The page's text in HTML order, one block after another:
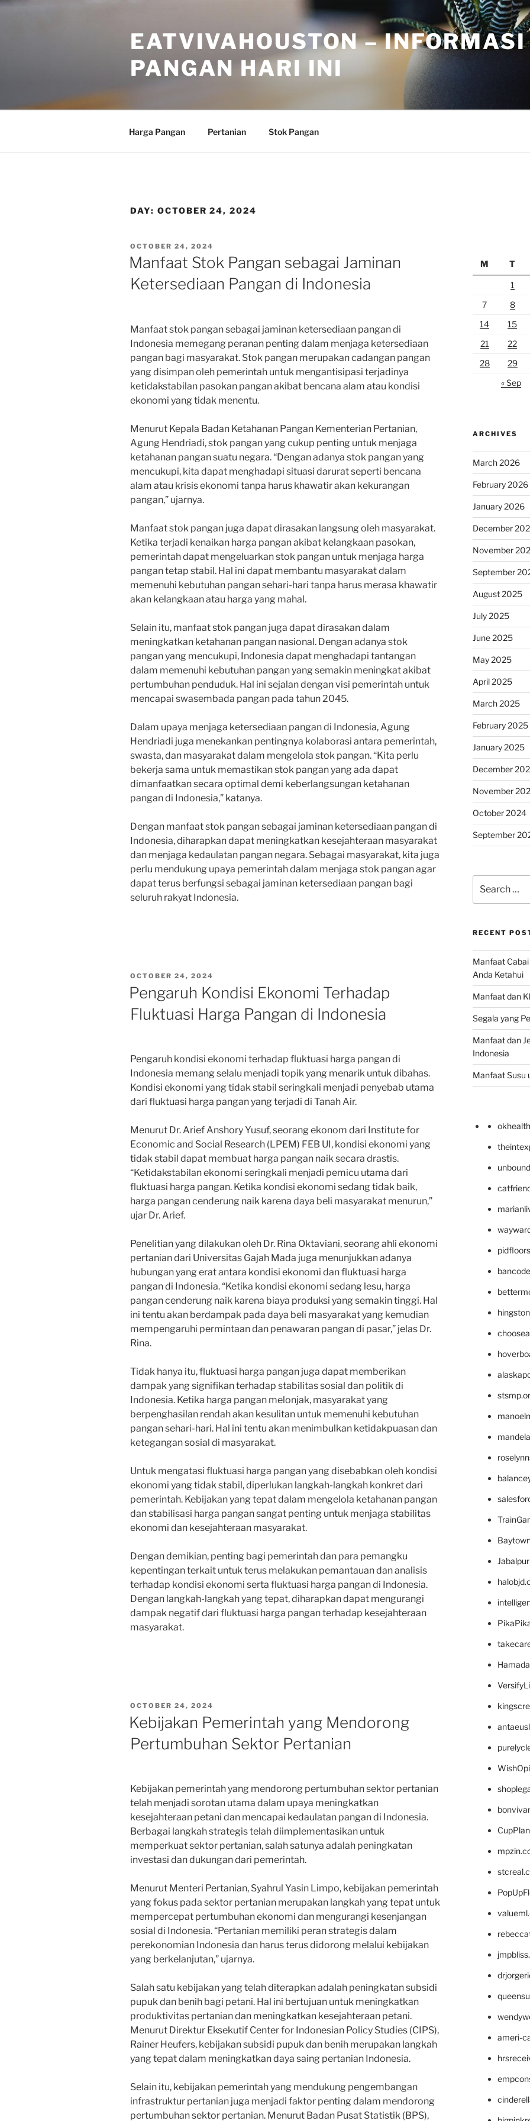
Skip
EATVIVAHOUSTON – INFORMASI
PANGAN HARI INI
Harga Pangan Pertanian Stok Pangan
DAY: OCTOBER 24, 2024
POSTED
ON
OCTOBER 24, 2024
Manfaat Stok Pangan sebagai Jaminan
Ketersediaan Pangan di Indonesia
Manfaat stok pangan sebagai jaminan ketersediaan pangan di
Indonesia memegang peranan penting dalam menjaga ketersediaan
pangan bagi masyarakat. Stok pangan merupakan cadangan pangan
yang disimpan oleh pemerintah untuk mengantisipasi terjadinya
ketidakstabilan pasokan pangan akibat bencana alam atau kondisi
ekonomi yang tidak menentu.
Menurut Kepala Badan Ketahanan Pangan Kementerian Pertanian,
Agung Hendriadi, stok pangan yang cukup penting untuk menjaga
ketahanan pangan suatu negara. “Dengan adanya stok pangan yang
mencukupi, kita dapat menghadapi situasi darurat seperti bencana
alam atau krisis ekonomi tanpa harus khawatir akan kekurangan
pangan,” ujarnya.
Manfaat stok pangan juga dapat dirasakan langsung oleh masyarakat.
Ketika terjadi kenaikan harga pangan akibat kelangkaan pasokan,
pemerintah dapat mengeluarkan stok pangan untuk menjaga harga
pangan tetap stabil. Hal ini dapat membantu masyarakat dalam
memenuhi kebutuhan pangan sehari-hari tanpa harus merasa khawatir
akan kelangkaan atau harga yang mahal.
Selain itu, manfaat stok pangan juga dapat dirasakan dalam
meningkatkan ketahanan pangan nasional. Dengan adanya stok
pangan yang mencukupi, Indonesia dapat menghadapi tantangan
dalam memenuhi kebutuhan pangan yang semakin meningkat akibat
pertumbuhan penduduk. Hal ini sejalan dengan visi pemerintah untuk
mencapai swasembada pangan pada tahun 2045.
Dalam upaya menjaga ketersediaan pangan di Indonesia, Agung
Hendriadi juga menekankan pentingnya kolaborasi antara pemerintah,
swasta, dan masyarakat dalam mengelola stok pangan. “Kita perlu
bekerja sama untuk memastikan stok pangan yang ada dapat
dimanfaatkan secara optimal demi keberlangsungan ketahanan
pangan di Indonesia,” katanya.
Dengan manfaat stok pangan sebagai jaminan ketersediaan pangan di
Indonesia, diharapkan dapat meningkatkan kesejahteraan masyarakat
dan menjaga kedaulatan pangan negara. Sebagai masyarakat, kita juga
perlu mendukung upaya pemerintah dalam menjaga stok pangan agar
dapat terus berfungsi sebagai jaminan ketersediaan pangan bagi
seluruh rakyat Indonesia.
POSTED
OCTOBER 24, 2024
Pengaruh Kondisi Ekonomi Terhadap
Fluktuasi Harga Pangan di Indonesia
Pengaruh kondisi ekonomi terhadap fluktuasi harga pangan di
Indonesia memang selalu menjadi topik yang menarik untuk dibahas.
Kondisi ekonomi yang tidak stabil seringkali menjadi penyebab utama
dari fluktuasi harga pangan yang terjadi di Tanah Air.
Menurut Dr. Arief Anshory Yusuf, seorang ekonom dari Institute for
Economic and Social Research (LPEM) FEB UI, kondisi ekonomi yang
tidak stabil dapat membuat harga pangan naik secara drastis.
“Ketidakstabilan ekonomi seringkali menjadi pemicu utama dari
fluktuasi harga pangan. Ketika kondisi ekonomi sedang tidak baik,
harga pangan cenderung naik karena daya beli masyarakat menurun,”
ujar Dr. Arief.
Penelitian yang dilakukan oleh Dr. Rina Oktaviani, seorang ahli ekonomi
pertanian dari Universitas Gajah Mada juga menunjukkan adanya
hubungan yang erat antara kondisi ekonomi dan fluktuasi harga
pangan di Indonesia. “Ketika kondisi ekonomi sedang lesu, harga
pangan cenderung naik karena biaya produksi yang semakin tinggi. Hal
ini tentu akan berdampak pada daya beli masyarakat yang kemudian
mempengaruhi permintaan dan penawaran pangan di pasar,” jelas Dr.
Rina.
Tidak hanya itu, fluktuasi harga pangan juga dapat memberikan
dampak yang signifikan terhadap stabilitas sosial dan politik di
Indonesia. Ketika harga pangan melonjak, masyarakat yang
berpenghasilan rendah akan kesulitan untuk memenuhi kebutuhan
pangan sehari-hari. Hal ini tentu akan menimbulkan ketidakpuasan dan
ketegangan sosial di masyarakat.
Untuk mengatasi fluktuasi harga pangan yang disebabkan oleh kondisi
ekonomi yang tidak stabil, diperlukan langkah-langkah konkret dari
pemerintah. Kebijakan yang tepat dalam mengelola ketahanan pangan
dan stabilisasi harga pangan sangat penting untuk menjaga stabilitas
ekonomi dan kesejahteraan masyarakat.
Dengan demikian, penting bagi pemerintah dan para pemangku
kepentingan terkait untuk terus melakukan pemantauan dan analisis
terhadap kondisi ekonomi serta fluktuasi harga pangan di Indonesia.
Dengan langkah-langkah yang tepat, diharapkan dapat mengurangi
dampak negatif dari fluktuasi harga pangan terhadap kesejahteraan
masyarakat.
POSTED
ON
OCTOBER 24, 2024
Kebijakan Pemerintah yang Mendorong
Pertumbuhan Sektor Pertanian
Kebijakan pemerintah yang mendorong pertumbuhan sektor pertanian
telah menjadi sorotan utama dalam upaya meningkatkan
kesejahteraan petani dan mencapai kedaulatan pangan di Indonesia.
Berbagai langkah strategis telah diimplementasikan untuk
memperkuat sektor pertanian, salah satunya adalah peningkatan
investasi dan dukungan dari pemerintah.
Menurut Menteri Pertanian, Syahrul Yasin Limpo, kebijakan pemerintah
yang fokus pada sektor pertanian merupakan langkah yang tepat untuk
mempercepat pertumbuhan ekonomi dan mengurangi kesenjangan
sosial di Indonesia. “Pertanian memiliki peran strategis dalam
perekonomian Indonesia dan harus terus didorong melalui kebijakan
yang berkelanjutan,” ujarnya.
Salah satu kebijakan yang telah diterapkan adalah peningkatan subsidi
pupuk dan benih bagi petani. Hal ini bertujuan untuk meningkatkan
produktivitas pertanian dan meningkatkan kesejahteraan petani.
Menurut Direktur Eksekutif Center for Indonesian Policy Studies (CIPS),
Rainer Heufers, kebijakan subsidi pupuk dan benih merupakan langkah
yang tepat dalam meningkatkan daya saing pertanian Indonesia.
Selain itu, kebijakan pemerintah yang mendukung pengembangan
infrastruktur pertanian juga menjadi faktor penting dalam mendorong
pertumbuhan sektor pertanian. Menurut Badan Pusat Statistik (BPS),
M
T
1
7
8
14
15
21
22
28
29
« Sep
ARCHIVES
March 2026
February 2026
January 2026
December
November
September
August 2025
July 2025
June 2025
May 2025
April 2025
March 2025
February 2025
January 2025
December
November
October 2024
September
for:
RECENT
Manfaat
Anda Ketahui
Manfaat dan
Segala yang
Manfaat dan
Indonesia
Manfaat Susu
ameri-